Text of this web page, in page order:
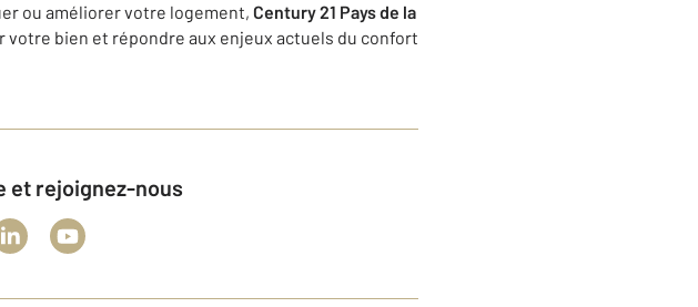
ou améliorer votre logement, Century 21 Pays de la
votre bien et répondre aux enjeux actuels du confort
et rejoignez-nous